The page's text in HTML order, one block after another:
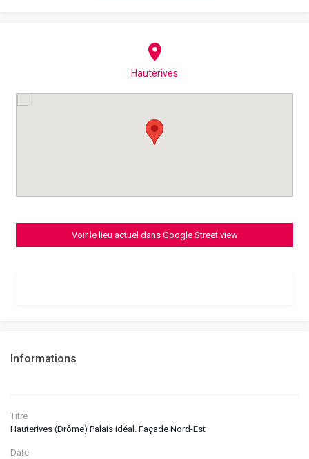
Informations
Titre
Hauterives (Drôme) Palais idéal. Façade Nord-Est
Date
Hauterives
Voir le lieu actuel dans Google Street view